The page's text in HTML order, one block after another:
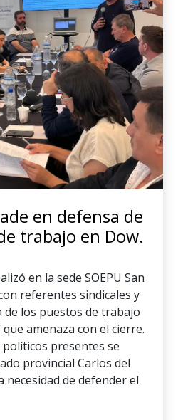
en defensa de
trabajo en Dow.
en la sede SOEPU San
referentes sindicales y
de los puestos de trabajo
amenaza con el cierre.
presentes se
provincial Carlos del
necesidad de defender el